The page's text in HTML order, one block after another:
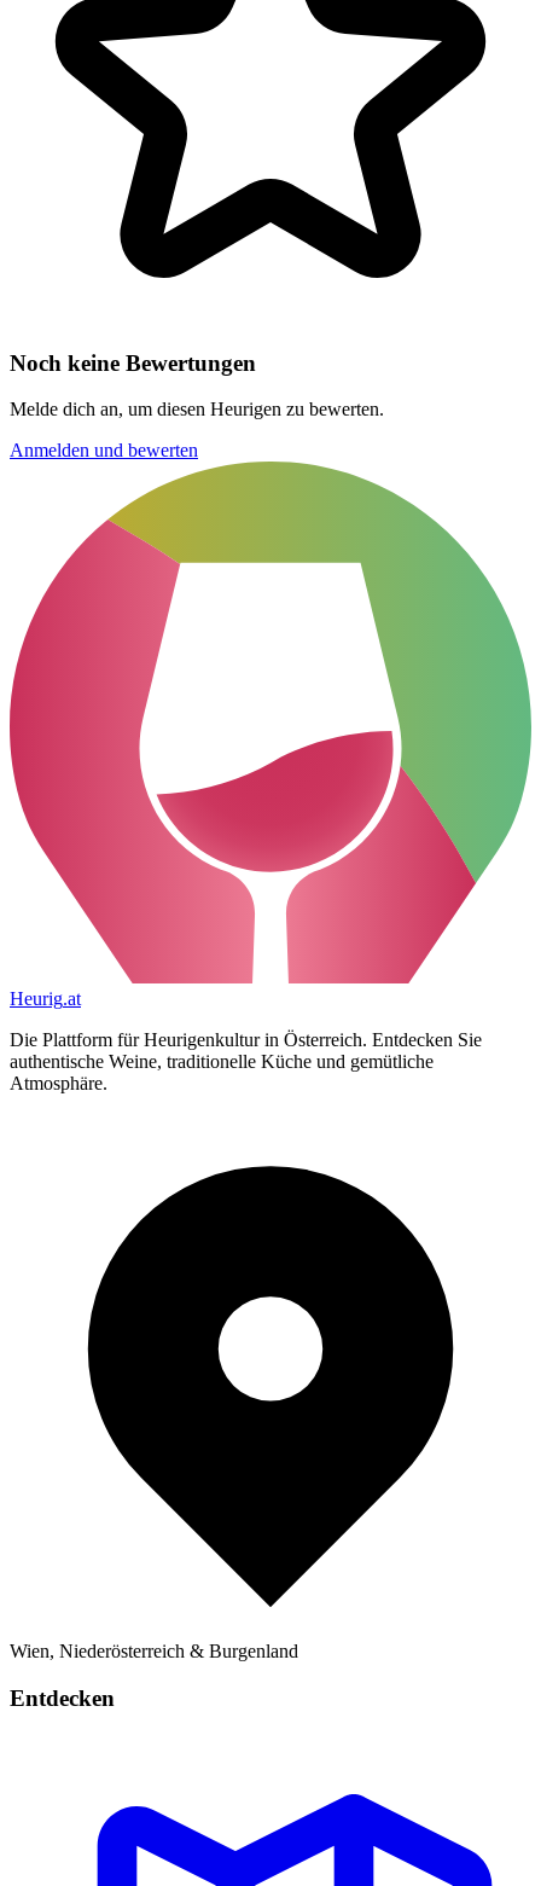
Noch keine Bewertungen
Melde dich an, um diesen Heurigen zu bewerten.
Anmelden und bewerten
Heurig.at
Die Plattform für Heurigenkultur in Österreich. Entdecken Sie
authentische Weine, traditionelle Küche und gemütliche
Atmosphäre.
Wien, Niederösterreich & Burgenland
Entdecken